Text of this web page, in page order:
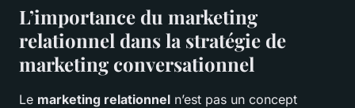
L’importance du marketing
relationnel dans la stratégie de
marketing conversationnel
Le marketing relationnel n’est pas un concept